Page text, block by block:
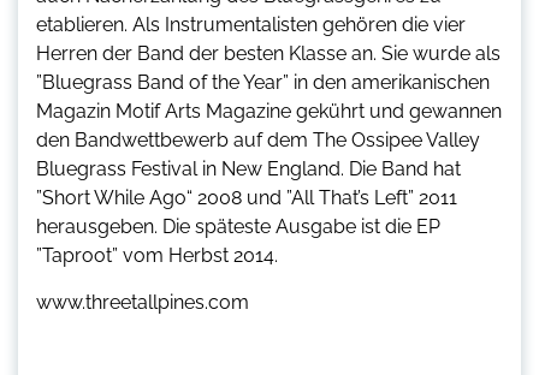
etablieren. Als Instrumentalisten gehören die vier
Herren der Band der besten Klasse an. Sie wurde als
”Bluegrass Band of the Year” in den amerikanischen
Magazin Motif Arts Magazine gekührt und gewannen
den Bandwettbewerb auf dem The Ossipee Valley
Bluegrass Festival in New England. Die Band hat
”Short While Ago“ 2008 und ”All That’s Left” 2011
herausgeben. Die späteste Ausgabe ist die EP
”Taproot” vom Herbst 2014.
www.threetallpines.com